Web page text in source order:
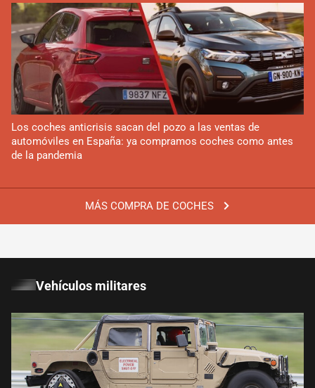
MÁS COMPRA DE COCHES
Los coches anticrisis sacan del pozo a las ventas de
automóviles en España: ya compramos coches como antes
de la pandemia
Vehículos militares